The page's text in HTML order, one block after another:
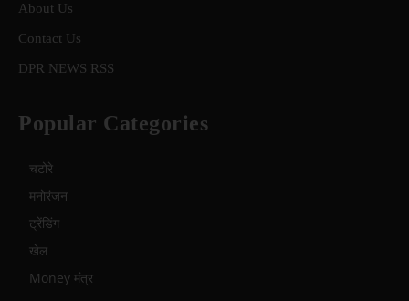
About Us
Contact Us
DPR NEWS RSS
Popular Categories
चटोरे
मनोरंजन
ट्रेंडिंग
खेल
Money मंत्र